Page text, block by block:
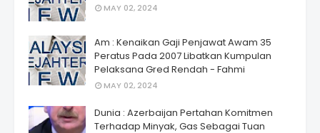
MAY 02, 2024
Am : Kenaikan Gaji Penjawat Awam 35
Peratus Pada 2007 Libatkan Kumpulan
Pelaksana Gred Rendah - Fahmi
MAY 02, 2024
Dunia : Azerbaijan Pertahan Komitmen
Terhadap Minyak, Gas Sebagai Tuan